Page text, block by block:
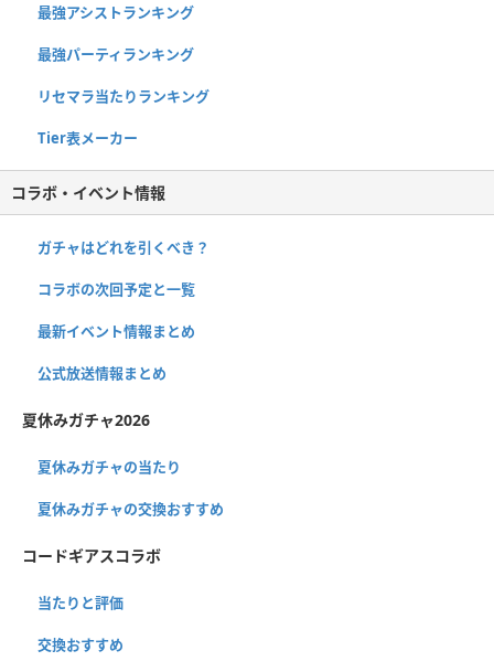
最強アシストランキング
最強パーティランキング
リセマラ当たりランキング
Tier表メーカー
コラボ・イベント情報
ガチャはどれを引くべき？
コラボの次回予定と一覧
最新イベント情報まとめ
公式放送情報まとめ
夏休みガチャ2026
夏休みガチャの当たり
夏休みガチャの交換おすすめ
コードギアスコラボ
当たりと評価
交換おすすめ